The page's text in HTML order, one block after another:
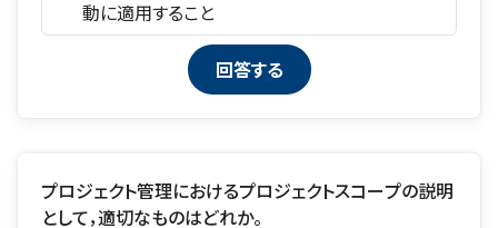
動に適用すること
プロジェクト管理におけるプロジェクトスコープの説明
として，適切なものはどれか。